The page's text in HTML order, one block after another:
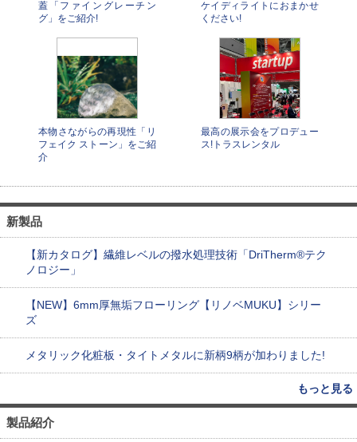
蓋「ファイングレーチン
グ」をご紹介!
ケイディライトにおまかせ
ください!
本物さながらの再現性「リ
フェイク ストーン」をご紹
介
最高の展示会をプロデュー
ス!トラスレンタル
新製品
【新カタログ】繊維レベルの撥水処理技術「DriTherm®テク
ノロジー」
【NEW】6mm厚無垢フローリング【リノベMUKU】シリー
ズ
メタリック化粧板・タイトメタルに新柄9柄が加わりました!
もっと見る
製品紹介